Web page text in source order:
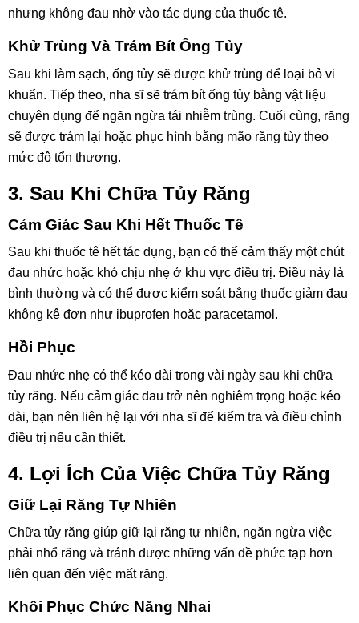
nhưng không đau nhờ vào tác dụng của thuốc tê.
Khử Trùng Và Trám Bít Ống Tủy
Sau khi làm sạch, ống tủy sẽ được khử trùng để loại bỏ vi
khuẩn. Tiếp theo, nha sĩ sẽ trám bít ống tủy bằng vật liệu
chuyên dụng để ngăn ngừa tái nhiễm trùng. Cuối cùng, răng
sẽ được trám lại hoặc phục hình bằng mão răng tùy theo
mức độ tổn thương.
3. Sau Khi Chữa Tủy Răng
Cảm Giác Sau Khi Hết Thuốc Tê
Sau khi thuốc tê hết tác dụng, bạn có thể cảm thấy một chút
đau nhức hoặc khó chịu nhẹ ở khu vực điều trị. Điều này là
bình thường và có thể được kiểm soát bằng thuốc giảm đau
không kê đơn như ibuprofen hoặc paracetamol.
Hồi Phục
Đau nhức nhẹ có thể kéo dài trong vài ngày sau khi chữa
tủy răng. Nếu cảm giác đau trở nên nghiêm trọng hoặc kéo
dài, bạn nên liên hệ lại với nha sĩ để kiểm tra và điều chỉnh
điều trị nếu cần thiết.
4. Lợi Ích Của Việc Chữa Tủy Răng
Giữ Lại Răng Tự Nhiên
Chữa tủy răng giúp giữ lại răng tự nhiên, ngăn ngừa việc
phải nhổ răng và tránh được những vấn đề phức tạp hơn
liên quan đến việc mất răng.
Khôi Phục Chức Năng Nhai